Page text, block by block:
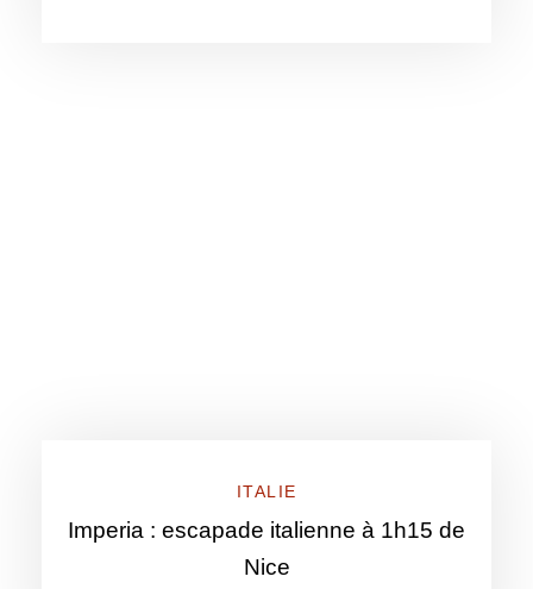
ITALIE
Imperia : escapade italienne à 1h15 de
Nice